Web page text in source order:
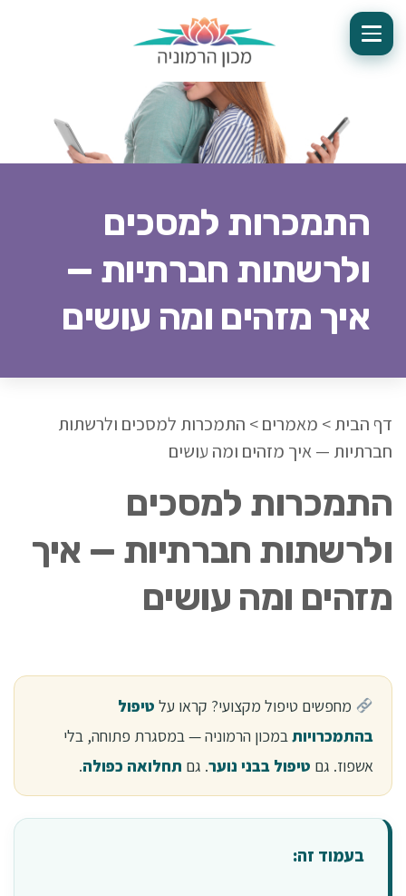
התמכרות למסכים
ולרשתות חברתיות —
איך מזהים ומה עושים
דף הבית> מאמרים> התמכרות למסכים ולרשתות
חברתיות — איך מזהים ומה עושים
התמכרות למסכים
ולרשתות חברתיות — איך
מזהים ומה עושים
מחפשים טיפול מקצועי? קראו על טיפול
בהתמכרויותבמכון הרמוניה — במסגרת פתוחה, בלי
אשפוז. גם טיפול בבני נוער. גם תחלואה כפולה.
בעמוד זה: